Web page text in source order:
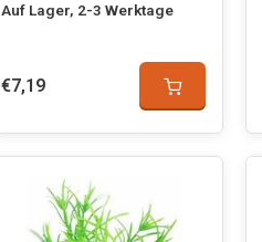
Auf Lager, 2-3 Werktage
€7,19